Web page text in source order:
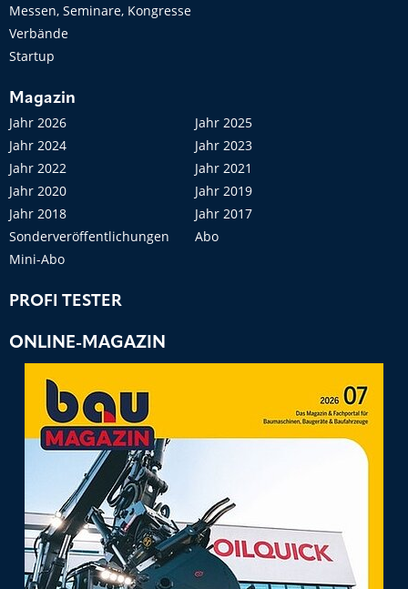
Messen, Seminare, Kongresse
Verbände
Startup
Magazin
Jahr 2026
Jahr 2025
Jahr 2024
Jahr 2023
Jahr 2022
Jahr 2021
Jahr 2020
Jahr 2019
Jahr 2018
Jahr 2017
Sonderveröffentlichungen
Abo
Mini-Abo
PROFI TESTER
ONLINE-MAGAZIN